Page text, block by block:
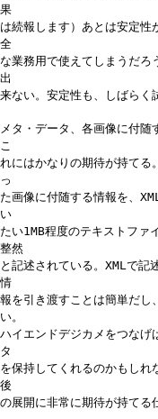
果
は続報します）あとは安定性
全
な業務用で使えてしまうだろ
出
来ない。安定性も、しばらく
メタ・データ、各画像に付
こ
れにはかなりの期待が持て
っ
た画像に付随する情報を、
い
たい1MB程度のテキストフ
整然
と記述されている。XMLで記
情
報を引き渡すことは簡単だし
い。
ハイエンドデジカメをつなげ
タ
を保持してくれるのかもしれ
後
の展開に非常に期待が持てる